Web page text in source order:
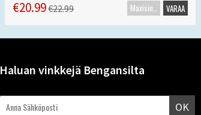
€20.99€22.99 Maxisingle VARAA
Haluan vinkkejä Bengansilta
OK